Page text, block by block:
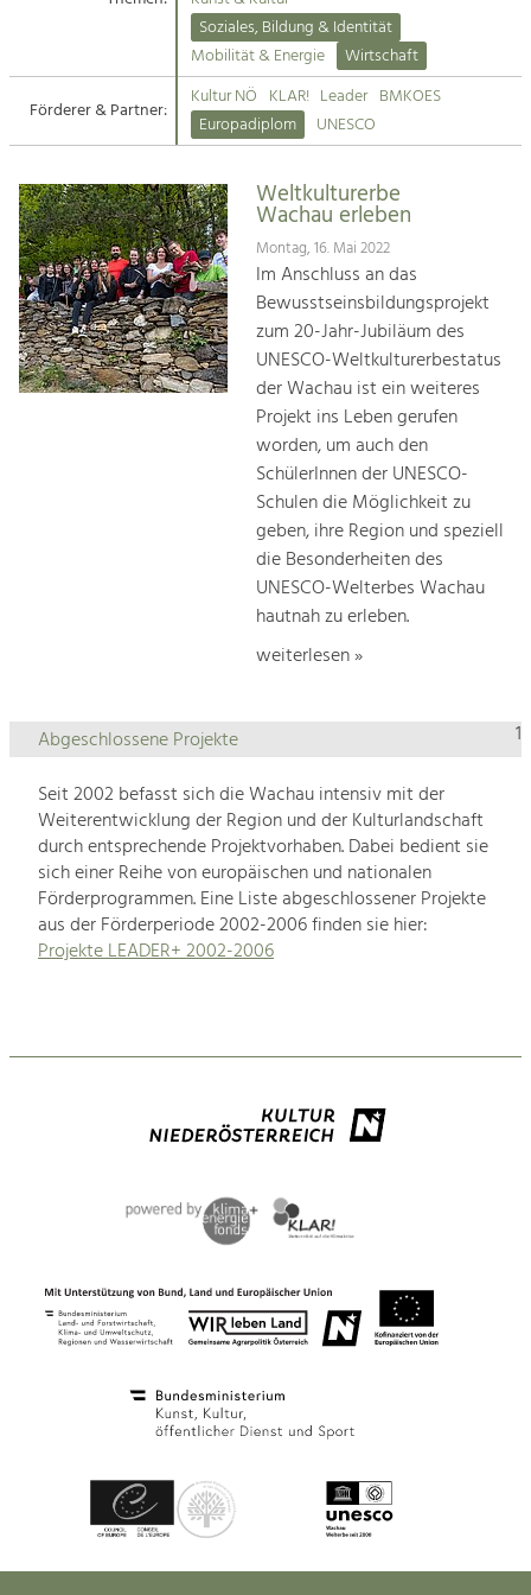
Suche
Impressum
Kontakt
Angebotsentwicklung und
Handwerk, Wissenschaft und Forschung.
Soziales, Bildung &
Identität
Gleichberechtigung, Jugend und
Integration
Mobilität & Energie
Klimawandel, öffentlicher Verkehr und
Steigerung regionaler Wertschöpfung
Soziales, Bildung & Identität
Mobilität & Energie
Wirtschaft
Förderer & Partner:
Kultur NÖ KLAR! Leader BMKOES
Europadiplom
UNESCO
Weltkulturerbe
Wachau erleben
Montag, 16. Mai 2022
Im Anschluss an das
Bewusstseinsbildungsprojekt
zum 20-Jahr-Jubiläum des
UNESCO-Weltkulturerbestatus
der Wachau ist ein weiteres
Projekt ins Leben gerufen
worden, um auch den
SchülerInnen der UNESCO-
Schulen die Möglichkeit zu
geben, ihre Region und speziell
die Besonderheiten des
UNESCO-Welterbes Wachau
hautnah zu erleben.
weiterlesen »
1
Abgeschlossene Projekte
Seit 2002 befasst sich die Wachau intensiv mit der
Weiterentwicklung der Region und der Kulturlandschaft
durch entsprechende Projektvorhaben. Dabei bedient sie
sich einer Reihe von europäischen und nationalen
Förderprogrammen. Eine Liste abgeschlossener Projekte
aus der Förderperiode 2002-2006 finden sie hier:
Projekte LEADER+ 2002-2006